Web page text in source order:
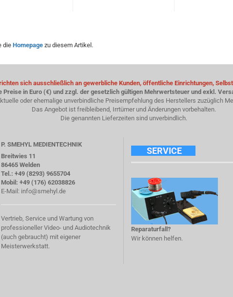
die Homepage zu diesem Artikel.
sich ausschließlich an gewerbliche Kunden, öffentliche Einrichtungen,
Preise in Euro (€) und zzgl. der gesetzlich gültigen Mehrwertsteuer und exkl.
oder ehemalige unverbindliche Preisempfehlung des Herstellers zuzüglich
Das Angebot ist freibleibend, Irrtümer und Änderungen vorbehalten.
Die genannten Lieferzeiten sind unverbindlich.
P. SMEHYL MEDIENTECHNIK
Breitwies 11
86465 Welden
Tel.: +49 (8293) 9655704
Mobil: +49 (176) 62038826
E-Mail: info@smehyl.de
Vertrieb, Service und Wartung von
professioneller Video- und Audiotechnik
(auch gebraucht) mit eigener
Meisterwerkstatt.
SERVICE
Reparaturfall?
Wir können helfen.